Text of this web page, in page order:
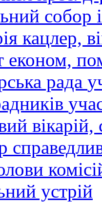
собор
кацлер,
економ,
рада
вікарій,
устрій